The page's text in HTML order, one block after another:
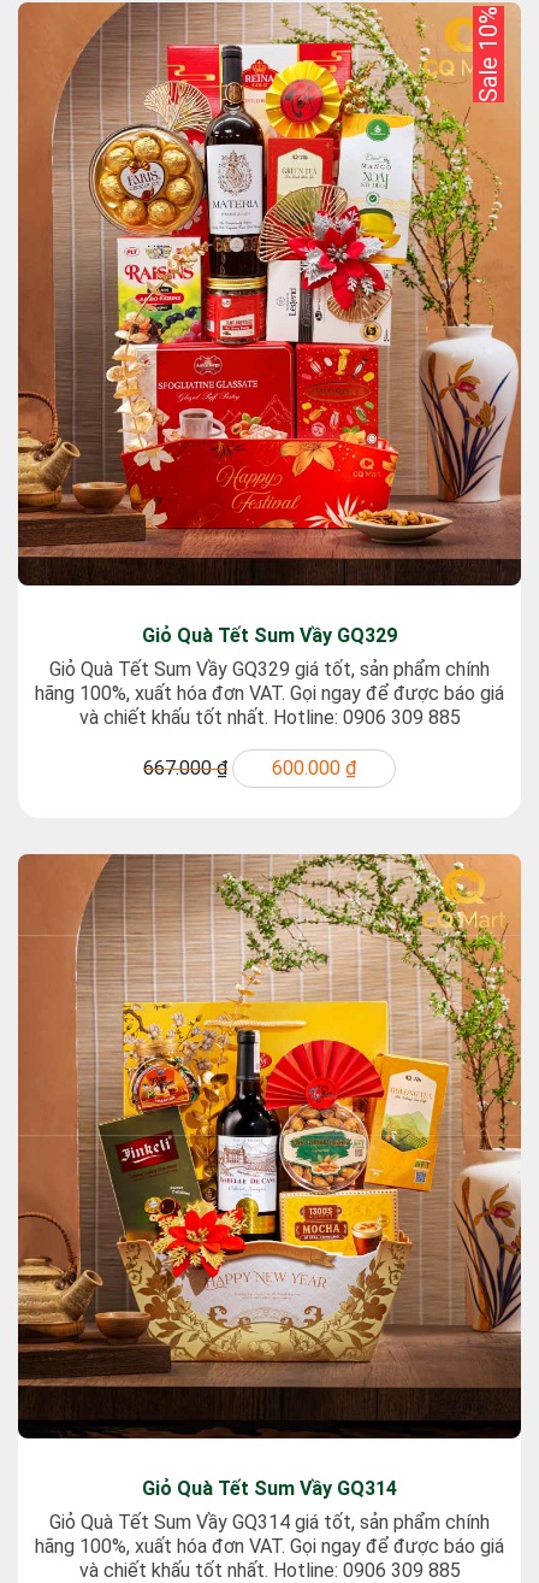
Sale 10%
Giỏ Quà Tết Sum Vầy GQ329
Giỏ Quà Tết Sum Vầy GQ329 giá tốt, sản phẩm chính
hãng 100%, xuất hóa đơn VAT. Gọi ngay để được báo giá
và chiết khấu tốt nhất. Hotline: 0906 309 885
667.000 ₫ 600.000 ₫
Giỏ Quà Tết Sum Vầy GQ314
Giỏ Quà Tết Sum Vầy GQ314 giá tốt, sản phẩm chính
hãng 100%, xuất hóa đơn VAT. Gọi ngay để được báo giá
và chiết khấu tốt nhất. Hotline: 0906 309 885